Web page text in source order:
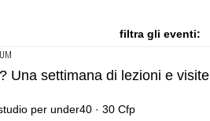
filtra gli eventi:
Una settimana di lezioni e visite
per under40 · 30 Cfp